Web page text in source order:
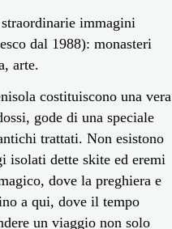
immagini
dal 1988): monasteri
arte.
costituiscono una vera
gode di una speciale
trattati. Non esistono
isolati dette skite ed eremi
dove la preghiera e
a qui, dove il tempo
un viaggio non solo